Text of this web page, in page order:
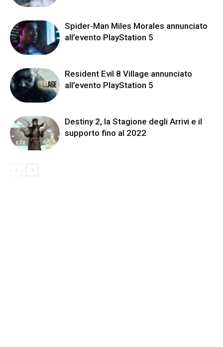
Spider-Man Miles Morales annunciato
all’evento PlayStation 5
Resident Evil 8 Village annunciato
all’evento PlayStation 5
Destiny 2, la Stagione degli Arrivi e il
supporto fino al 2022